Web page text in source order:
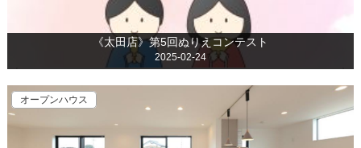
《太田店》第5回ぬりえコンテスト
2025-02-24
オープンハウス